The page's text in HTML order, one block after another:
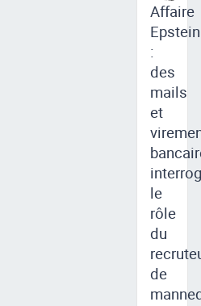
Affaire
Epstein
:
des
mails
et
le
rôle
du
de